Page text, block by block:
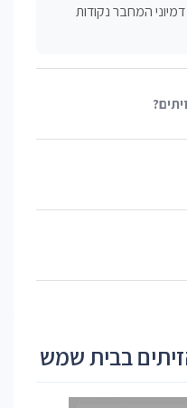
המחבר נקודות
בבית שמש